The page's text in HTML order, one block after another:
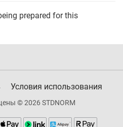
prepared for this
Условия использования
© 2026 STDNORM